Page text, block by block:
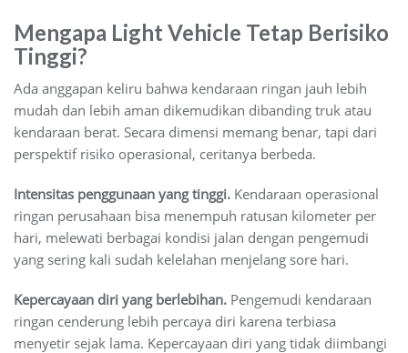
Mengapa Light Vehicle Tetap Berisiko
Tinggi?
Ada anggapan keliru bahwa kendaraan ringan jauh lebih
mudah dan lebih aman dikemudikan dibanding truk atau
kendaraan berat. Secara dimensi memang benar, tapi dari
perspektif risiko operasional, ceritanya berbeda.
Intensitas penggunaan yang tinggi. Kendaraan operasional
ringan perusahaan bisa menempuh ratusan kilometer per
hari, melewati berbagai kondisi jalan dengan pengemudi
yang sering kali sudah kelelahan menjelang sore hari.
Kepercayaan diri yang berlebihan. Pengemudi kendaraan
ringan cenderung lebih percaya diri karena terbiasa
menyetir sejak lama. Kepercayaan diri yang tidak diimbangi